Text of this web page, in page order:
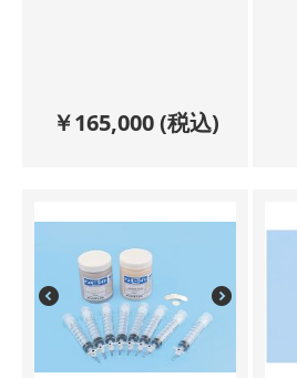
￥165,000(税込)